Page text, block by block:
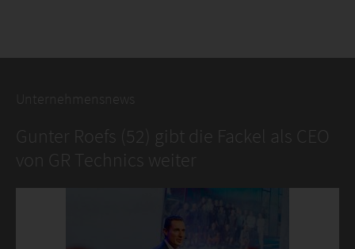
Unternehmensnews
Gunter Roefs (52) gibt die Fackel als CEO
von GR Technics weiter